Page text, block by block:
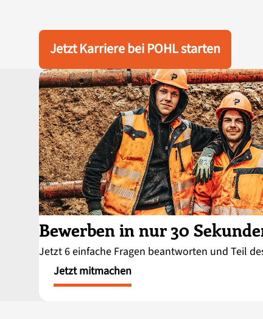
Jetzt Karriere bei POHL starten
Bewerben in nur 30
Jetzt 6 einfache Fragen beantworten und Teil
Jetzt mitmachen